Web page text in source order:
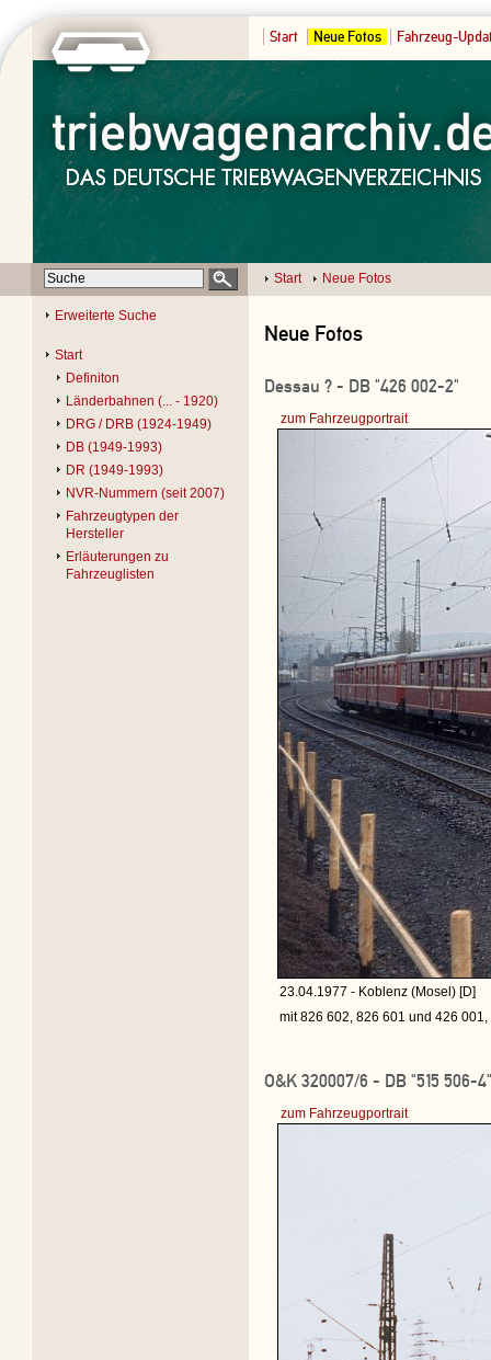
Start Neue Fotos Fahrzeug-
Start Neue Fotos
Erweiterte Suche
Start
Definiton
Länderbahnen (... - 1920)
DRG / DRB (1924-1949)
DB (1949-1993)
DR (1949-1993)
NVR-Nummern (seit 2007)
Fahrzeugtypen der
Hersteller
Erläuterungen zu
Fahrzeuglisten
Neue Fotos
Dessau ? - DB "426 002-2"
zum Fahrzeugportrait
23.04.1977 - Koblenz (Mosel) [D]
mit 826 602, 826 601 und 426
O&K 320007/6 - DB "515 506-4"
zum Fahrzeugportrait